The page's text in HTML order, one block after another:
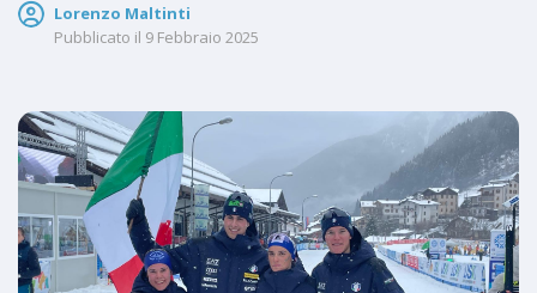
Lorenzo Maltinti
Pubblicato il 9 Febbraio 2025